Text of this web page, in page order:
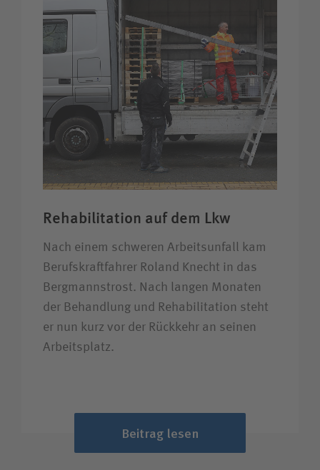
Rehabilitation auf dem Lkw
Nach einem schweren Arbeitsunfall kam
Berufskraftfahrer Roland Knecht in das
Bergmannstrost. Nach langen Monaten
der Behandlung und Rehabilitation steht
er nun kurz vor der Rückkehr an seinen
Arbeitsplatz.
Beitrag lesen